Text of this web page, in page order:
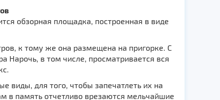
обзорная площадка, построенная в виде
к тому же она размещена на пригорке. С
Нарочь, в том числе, просматривается вся
виды, для того, чтобы запечатлеть их на
в память отчетливо врезаются мельчайшие